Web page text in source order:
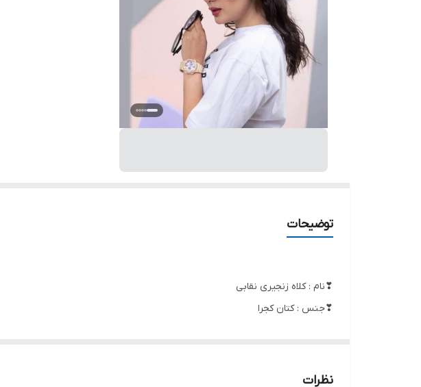
توضیحات
❣نام : کلاه زنجیری نقابی
❣جنس : کتان کجرا
نظرات